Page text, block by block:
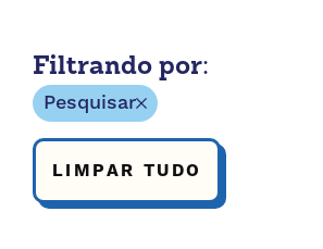
Filtrando por:
Pesquisar
LIMPAR TUDO